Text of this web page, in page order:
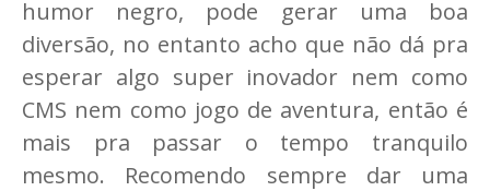
humor negro, pode gerar uma boa
diversão, no entanto acho que não dá pra
esperar algo super inovador nem como
CMS nem como jogo de aventura, então é
mais pra passar o tempo tranquilo
mesmo. Recomendo sempre dar uma